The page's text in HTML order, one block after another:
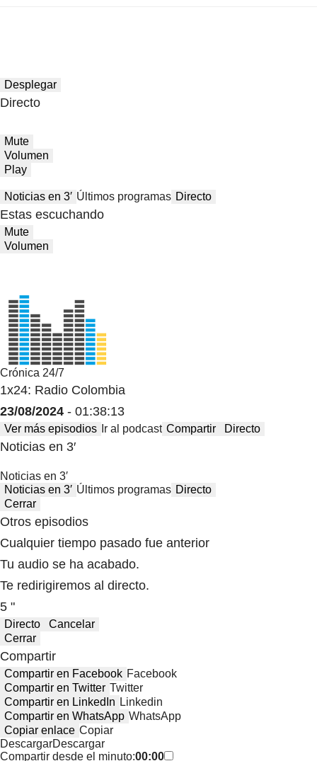
Desplegar
Directo
Mute
Volumen
Play
Noticias en 3′ Últimos programas Directo
Estas escuchando
Mute
Volumen
Crónica 24/7
1x24: Radio Colombia
23/08/2024 - 01:38:13
Ver más episodios Ir al podcast Compartir Directo
Noticias en 3′
Noticias en 3′
Noticias en 3′ Últimos programas Directo
Cerrar
Otros episodios
Cualquier tiempo pasado fue anterior
Tu audio se ha acabado.
Te redirigiremos al directo.
5 "
Directo
Cancelar
Cerrar
Compartir
Compartir en Facebook Facebook
Compartir en Twitter Twitter
Compartir en LinkedIn Linkedin
Compartir en WhatsApp WhatsApp
Copiar enlace Copiar
DescargarDescargar
Compartir desde el minuto:00:00